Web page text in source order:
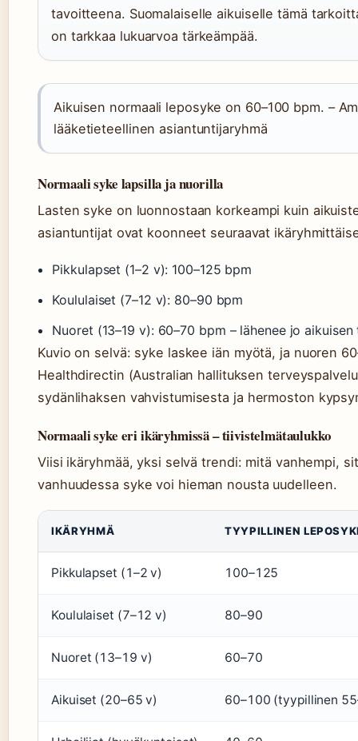
tavoitteena. Suomalaiselle aikuiselle tämä
on tarkkaa lukuarvoa tärkeämpää.
Aikuisen normaali leposyke on 60–100 bpm. –
lääketieteellinen asiantuntijaryhmä
Normaali syke lapsilla ja nuorilla
Lasten syke on luonnostaan korkeampi kuin
asiantuntijat ovat koonneet seuraavat
Pikkulapset (1–2 v): 100–125 bpm
Koululaiset (7–12 v): 80–90 bpm
Nuoret (13–19 v): 60–70 bpm – lähenee jo aikuisen
Kuvio on selvä: syke laskee iän myötä, ja nuoren
Healthdirectin (Australian hallituksen
sydänlihaksen vahvistumisesta ja hermoston
Normaali syke eri ikäryhmissä – tiivistelmätaulukko
Viisi ikäryhmää, yksi selvä trendi: mitä vanhempi,
vanhuudessa syke voi hieman nousta uudelleen.
IKÄRYHMÄ TYYPILLINEN
Pikkulapset (1–2 v) 100–125
Koululaiset (7–12 v) 80–90
Nuoret (13–19 v) 60–70
Aikuiset (20–65 v) 60–100 (tyypillinen